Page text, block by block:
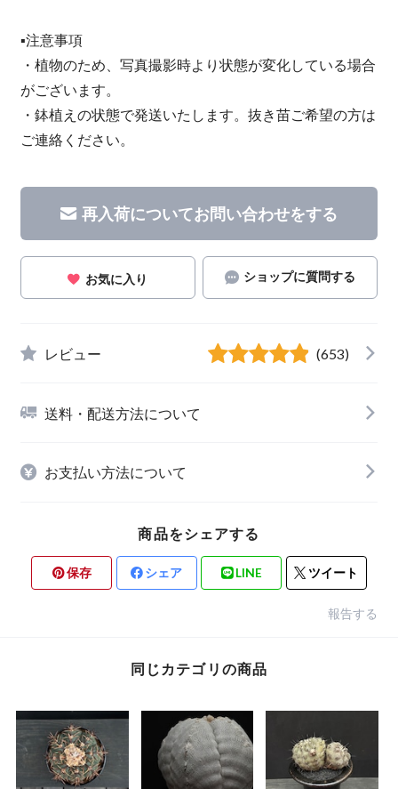
▪️注意事項
・植物のため、写真撮影時より状態が変化している場合
がございます。
・鉢植えの状態で発送いたします。抜き苗ご希望の方は
ご連絡ください。
再入荷についてお問い合わせをする
お気に入り ショップに質問する
レビュー (653)
送料・配送方法について
お支払い方法について
商品をシェアする
保存 シェア LINE ツイート
報告する
同じカテゴリの商品